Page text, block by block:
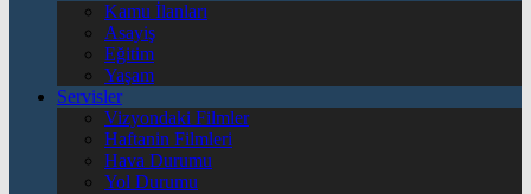
Kamu İlanları
Asayiş
Eğitim
Yaşam
Servisler
Vizyondaki Filmler
Haftanin Filmleri
Hava Durumu
Yol Durumu